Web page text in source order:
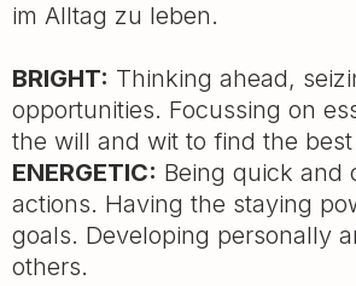
im Alltag zu leben.
BRIGHT: Thinking ahead,
opportunities. Focussing on
the will and wit to find the
ENERGETIC: Being quick and
actions. Having the staying
goals. Developing personally
others.